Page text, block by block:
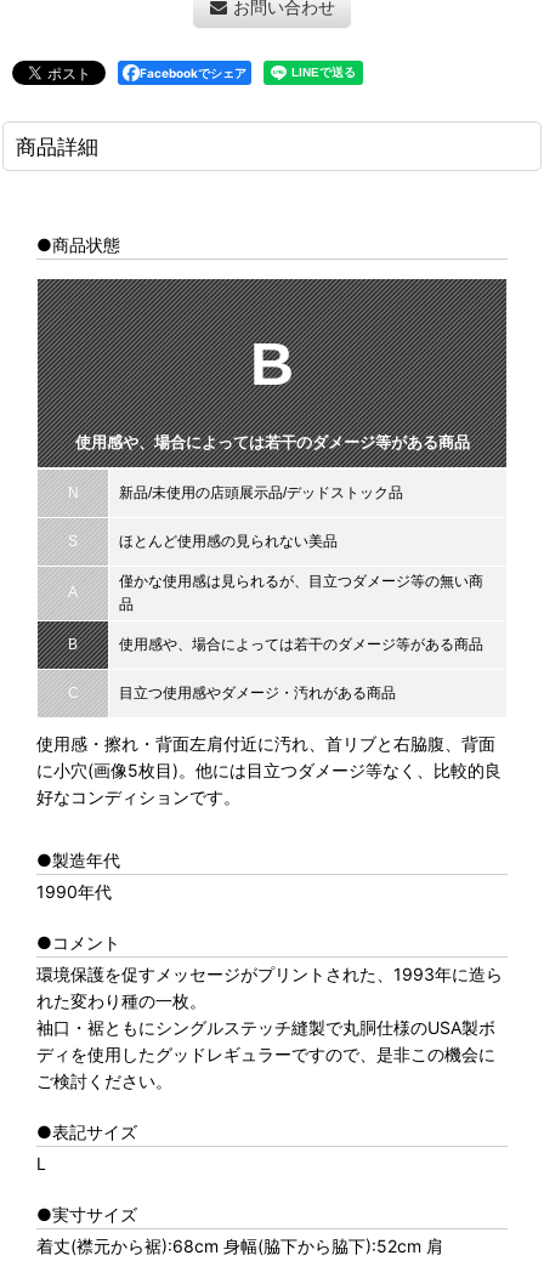
お問い合わせ
Facebookでシェア
商品詳細
●商品状態
B
使用感や、場合によっては若干のダメージ等がある商品
N 新品/未使用の店頭展示品/デッドストック品
S ほとんど使用感の見られない美品
A
僅かな使用感は見られるが、目立つダメージ等の無い商
品
B 使用感や、場合によっては若干のダメージ等がある商品
C 目立つ使用感やダメージ・汚れがある商品
使用感・擦れ・背面左肩付近に汚れ、首リブと右脇腹、背面
に小穴(画像5枚目)。他には目立つダメージ等なく、比較的良
好なコンディションです。
●製造年代
1990年代
●コメント
環境保護を促すメッセージがプリントされた、1993年に造ら
れた変わり種の一枚。
袖口・裾ともにシングルステッチ縫製で丸胴仕様のUSA製ボ
ディを使用したグッドレギュラーですので、是非この機会に
ご検討ください。
●表記サイズ
L
●実寸サイズ
着丈(襟元から裾):68cm 身幅(脇下から脇下):52cm 肩